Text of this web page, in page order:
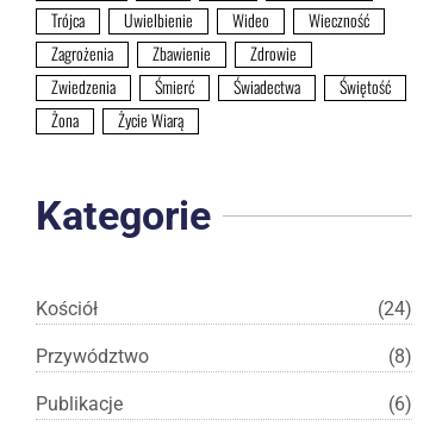
Trójca
Uwielbienie Wideo
Wieczność
Zagrożenia
Zbawienie
Zdrowie
Zwiedzenia
Śmierć Świadectwa
Świętość
Żona
Życie Wiarą
Kategorie
Kościół (24)
Przywództwo (8)
Publikacje (6)